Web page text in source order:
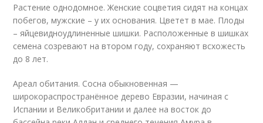
Растение однодомное. Женские соцветия сидят на концах
побегов, мужские – у их основания. Цветет в мае. Плоды
– яйцевидноудлиненные шишки. Расположенные в шишках
семена созревают на втором году, сохраняют всхожесть
до 8 лет.
Ареал обитания. Сосна обыкновенная —
широкораспространённое дерево Евразии, начиная с
Испании и Великобритании и далее на восток до